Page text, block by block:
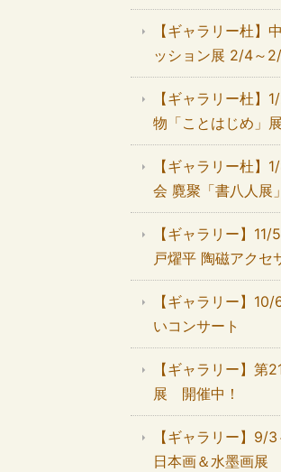
【ギャラリー杜
ッション展 2/4～
【ギャラリー杜
物「ことはじめ」
【ギャラリー杜】
会 麑聚「書八人展
【ギャラリー】
戸燿平 陶磁アクセ
【ギャラリー】
いコンサート
【ギャラリー】第
展 開催中！
【ギャラリー】
日本画＆水墨画展